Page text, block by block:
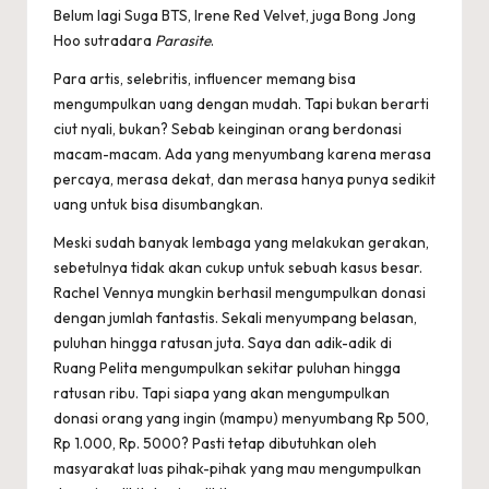
Belum lagi Suga BTS, Irene Red Velvet, juga Bong Jong
Hoo sutradara Parasite.
Para artis, selebritis, influencer memang bisa
mengumpulkan uang dengan mudah. Tapi bukan berarti
ciut nyali, bukan? Sebab keinginan orang berdonasi
macam-macam. Ada yang menyumbang karena merasa
percaya, merasa dekat, dan merasa hanya punya sedikit
uang untuk bisa disumbangkan.
Meski sudah banyak lembaga yang melakukan gerakan,
sebetulnya tidak akan cukup untuk sebuah kasus besar.
Rachel Vennya mungkin berhasil mengumpulkan donasi
dengan jumlah fantastis. Sekali menyumpang belasan,
puluhan hingga ratusan juta. Saya dan adik-adik di
Ruang Pelita mengumpulkan sekitar puluhan hingga
ratusan ribu. Tapi siapa yang akan mengumpulkan
donasi orang yang ingin (mampu) menyumbang Rp 500,
Rp 1.000, Rp. 5000? Pasti tetap dibutuhkan oleh
masyarakat luas pihak-pihak yang mau mengumpulkan